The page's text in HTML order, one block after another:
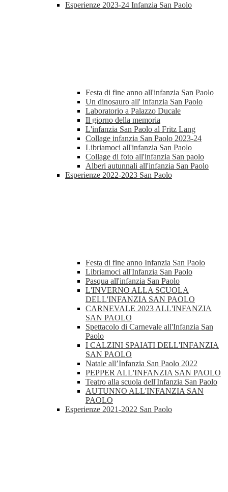
Esperienze 2023-24 Infanzia San Paolo
Festa di fine anno all'infanzia San Paolo
Un dinosauro all' infanzia San Paolo
Laboratorio a Palazzo Ducale
Il giorno della memoria
L'infanzia San Paolo al Fritz Lang
Collage infanzia San Paolo 2023-24
Libriamoci all'infanzia San Paolo
Collage di foto all'infanzia San paolo
Alberi autunnali all'infanzia San Paolo
Esperienze 2022-2023 San Paolo
Festa di fine anno Infanzia San Paolo
Libriamoci all'Infanzia San Paolo
Pasqua all'infanzia San Paolo
L'INVERNO ALLA SCUOLA
DELL'INFANZIA SAN PAOLO
CARNEVALE 2023 ALL'INFANZIA
SAN PAOLO
Spettacolo di Carnevale all'Infanzia San
Paolo
I CALZINI SPAIATI DELL'INFANZIA
SAN PAOLO
Natale all’Infanzia San Paolo 2022
PEPPER ALL'INFANZIA SAN PAOLO
Teatro alla scuola dell'Infanzia San Paolo
AUTUNNO ALL'INFANZIA SAN
PAOLO
Esperienze 2021-2022 San Paolo